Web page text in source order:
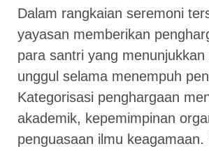
Dalam rangkaian seremoni
yayasan memberikan
para santri yang menunjukkan
unggul selama menempuh
Kategorisasi penghargaan
akademik, kepemimpinan
penguasaan ilmu keagamaan.